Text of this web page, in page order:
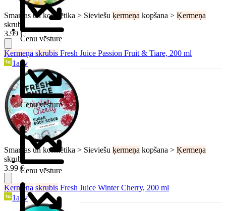
Smaržas un kosmētika > Sieviešu ķermeņa kopšana > Ķermeņa
skrubji
3.99 €
Cenu vēsture
Ķermeņa skrubis Fresh Juice Passion Fruit & Tiare, 200 ml
1a.lv
Smaržas un kosmētika > Sieviešu ķermeņa kopšana > Ķermeņa
skrubji
3.99 €
Cenu vēsture
Ķermeņa skrubis Fresh Juice Winter Cherry, 200 ml
1a.lv
Cenu vēsture